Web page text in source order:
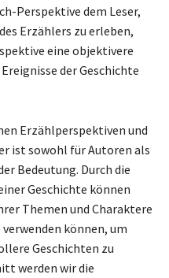
Perspektive dem Leser,
Erzählers zu erleben,
eine objektivere
der Geschichte
Erzählperspektiven und
ist sowohl für Autoren als
Bedeutung. Durch die
Geschichte können
Themen und Charaktere
können, um
Geschichten zu
werden wir die